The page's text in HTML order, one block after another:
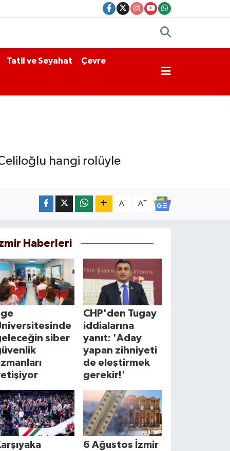
Tatil ve Seyahat Çevre
hangi rolüyle
A- A+
Haberleri
siber
CHP'den Tugay
iddialarına
yanıt: 'Aday
yapan zihniyeti
de eleştirmek
gerekir!'
6 Ağustos İzmir